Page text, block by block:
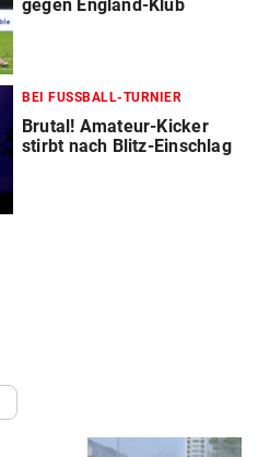
gegen England-Klub
BEI FUSSBALL-TURNIER
Brutal! Amateur-Kicker
stirbt nach Blitz-Einschlag